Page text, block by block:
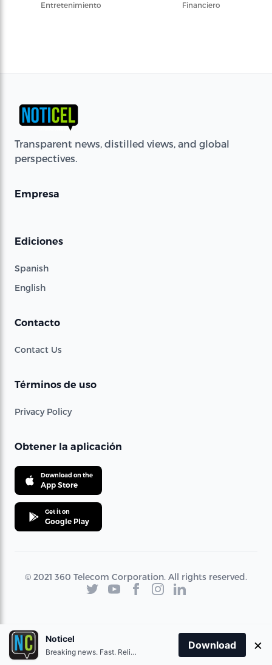
Entretenimiento
Financiero
Transparent news, distilled views, and global
perspectives.
Empresa
Ediciones
Spanish
English
Contacto
Contact Us
Términos de uso
Privacy Policy
Obtener la aplicación
Download on the
App Store
Get it on
Google Play
© 2021 360 Telecom Corporation. All rights reserved.
Noticel
Breaking news. Fast. Reliable.
Download ×